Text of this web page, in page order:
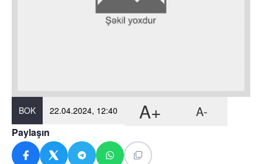
BOK 22.04.2024, 12:40 A+ A-
Paylaşın